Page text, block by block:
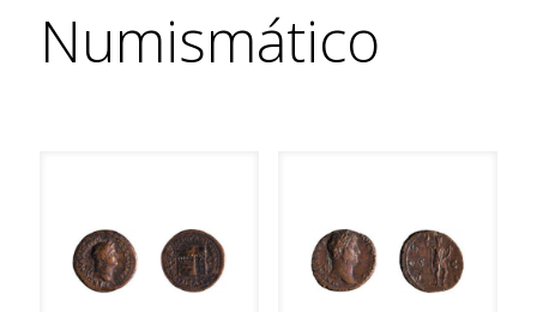
Numismático